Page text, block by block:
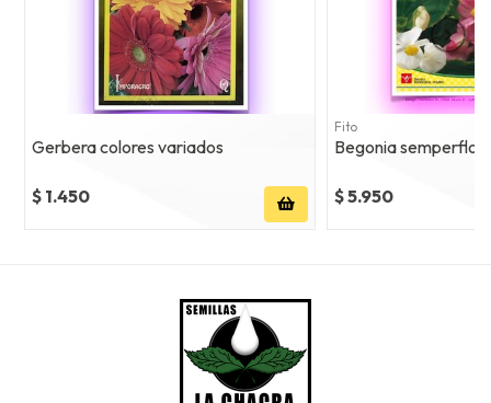
Gerbera colores variados
$ 1.450
Fito
Begonia
$ 5.950